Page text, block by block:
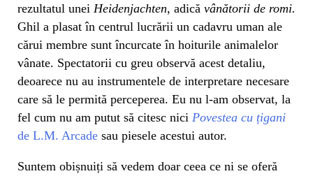
rezultatul unei Heidenjachten, adică vânătorii de romi.
Ghil a plasat în centrul lucrării un cadavru uman ale
cărui membre sunt încurcate în hoiturile animalelor
vânate. Spectatorii cu greu observă acest detaliu,
deoarece nu au instrumentele de interpretare necesare
care să le permită perceperea. Eu nu l-am observat, la
fel cum nu am putut să citesc nici Povestea cu țigani
de L.M. Arcade sau piesele acestui autor.
Suntem obișnuiți să vedem doar ceea ce ni se oferă